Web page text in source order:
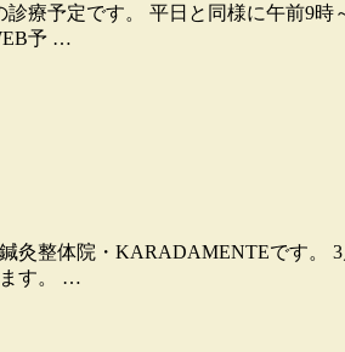
療予定です。 平日と同様に午前9
予 …
灸整体院・KARADAMENTEです。
す。 …